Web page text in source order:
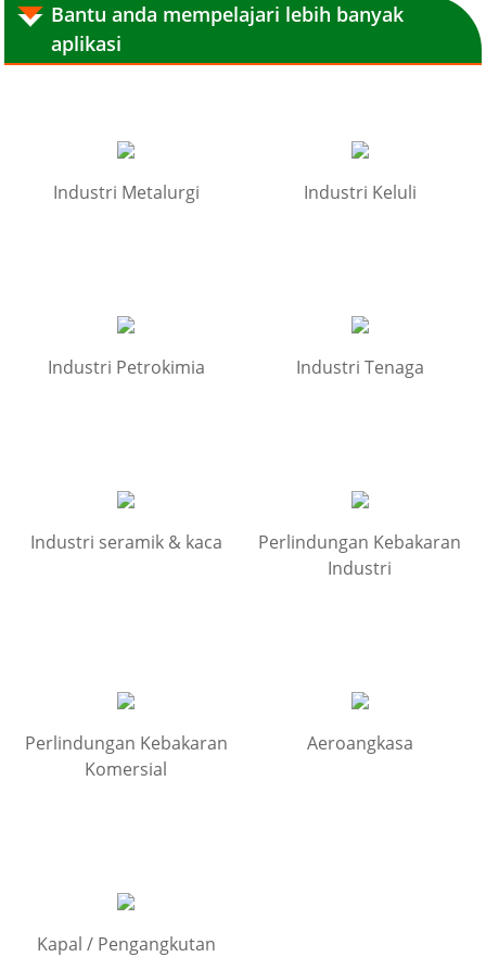
Bantu anda mempelajari lebih banyak
aplikasi
Industri Metalurgi Industri Keluli
Industri Petrokimia Industri Tenaga
Industri seramik & kaca
Perlindungan Kebakaran
Industri
Perlindungan Kebakaran
Komersial
Aeroangkasa
Kapal / Pengangkutan